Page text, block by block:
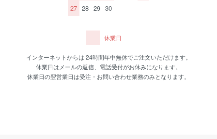
27 28 29 30
休業日
インターネットからは 24時間年中無休でご注文いただけます。
休業日はメールの返信、電話受付がお休みになります。
休業日の翌営業日は受注・お問い合わせ業務のみとなります。